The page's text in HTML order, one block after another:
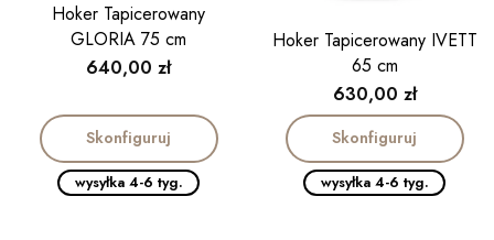
Hoker Tapicerowany
GLORIA 75 cm
Cena
640,00 zł
Skonfiguruj
wysyłka 4-6 tyg.
Hoker Tapicerowany IVETT
65 cm
Cena
630,00 zł
Skonfiguruj
wysyłka 4-6 tyg.